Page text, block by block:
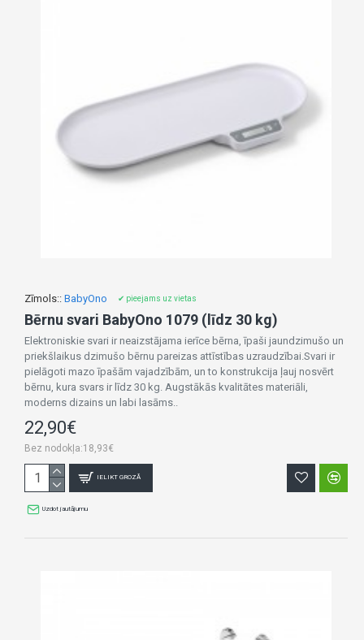
Zīmols:: BabyOno ✔ pieejams uz vietas
Bērnu svari BabyOno 1079 (līdz 30 kg)
Elektroniskie svari ir neaizstājama ierīce bērna, īpaši jaundzimušo un
priekšlaikus dzimušo bērnu pareizas attīstības uzraudzībai.Svari ir
pielāgoti mazo īpašām vajadzībām, un to konstrukcija ļauj nosvērt
bērnu, kura svars ir līdz 30 kg. Augstākās kvalitātes materiāli,
moderns dizains un labi lasāms..
22,90€
Bez nodokļa:18,93€
IELIKT GROZĀ
Uzdot jautājumu